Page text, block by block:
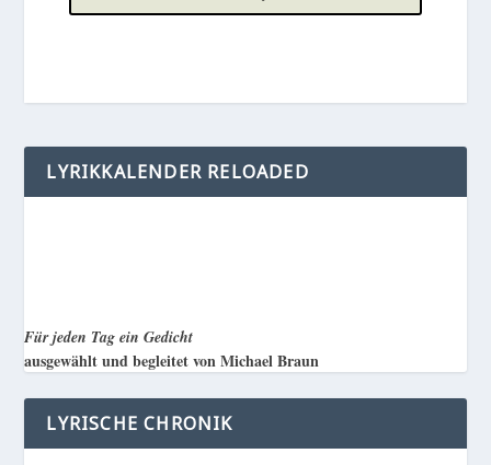
LYRIKKALENDER RELOADED
Für jeden Tag ein Gedicht
ausgewählt und begleitet von Michael Braun
LYRISCHE CHRONIK